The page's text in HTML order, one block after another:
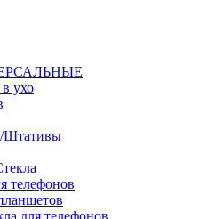
ухо
Штативы
телефонов
для телефонов